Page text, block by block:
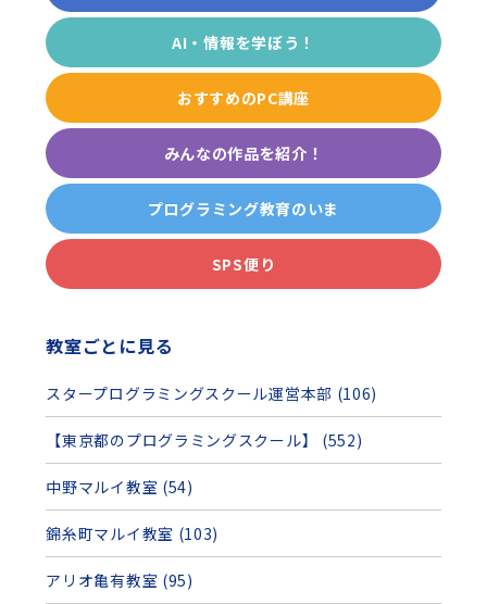
AI・情報を学ぼう！
おすすめのPC講座
みんなの作品を紹介！
プログラミング教育のいま
SPS便り
教室ごとに見る
スタープログラミングスクール運営本部 (106)
【東京都のプログラミングスクール】 (552)
中野マルイ教室 (54)
錦糸町マルイ教室 (103)
アリオ亀有教室 (95)